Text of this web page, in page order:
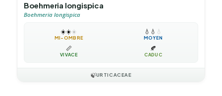
Boehmeria longispica
Boehmeria longispica
☀️☀️☀️
MI-OMBRE
💧 💧 💧
MOYEN
📏
VIVACE
🍂
CADUC
🍃URTICACEAE